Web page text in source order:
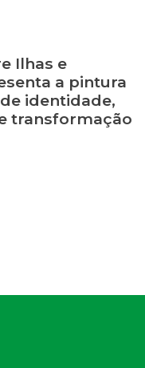
Ilhas e
a pintura
identidade,
transformação